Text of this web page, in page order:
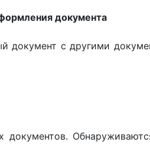
документа
документ с другими
документов.